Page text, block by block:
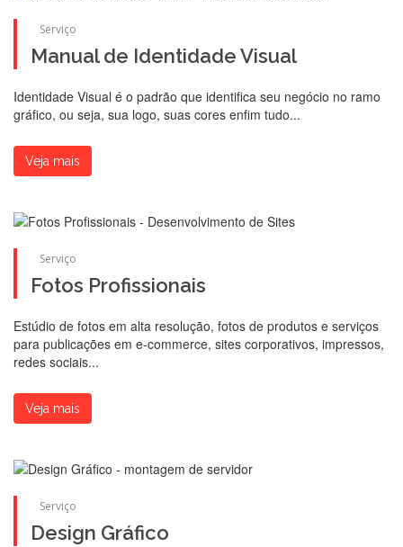
Serviço
Manual de Identidade Visual
Identidade Visual é o padrão que identifica seu negócio no ramo
gráfico, ou seja, sua logo, suas cores enfim tudo...
Veja mais
Serviço
Fotos Profissionais
Estúdio de fotos em alta resolução, fotos de produtos e serviços
para publicações em e-commerce, sites corporativos, impressos,
redes sociais...
Veja mais
Serviço
Design Gráfico